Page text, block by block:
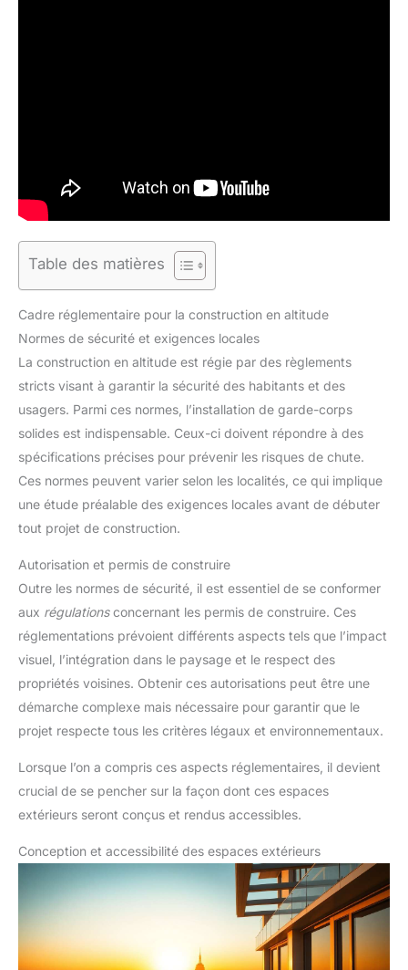
Table des matières
Cadre réglementaire pour la construction en altitude
Normes de sécurité et exigences locales
La construction en altitude est régie par des règlements
stricts visant à garantir la sécurité des habitants et des
usagers. Parmi ces normes, l’installation de garde-corps
solides est indispensable. Ceux-ci doivent répondre à des
spécifications précises pour prévenir les risques de chute.
Ces normes peuvent varier selon les localités, ce qui implique
une étude préalable des exigences locales avant de débuter
tout projet de construction.
Autorisation et permis de construire
Outre les normes de sécurité, il est essentiel de se conformer
aux régulationsconcernant les permis de construire. Ces
réglementations prévoient différents aspects tels que l’impact
visuel, l’intégration dans le paysage et le respect des
propriétés voisines. Obtenir ces autorisations peut être une
démarche complexe mais nécessaire pour garantir que le
projet respecte tous les critères légaux et environnementaux.
Lorsque l’on a compris ces aspects réglementaires, il devient
crucial de se pencher sur la façon dont ces espaces
extérieurs seront conçus et rendus accessibles.
Conception et accessibilité des espaces extérieurs